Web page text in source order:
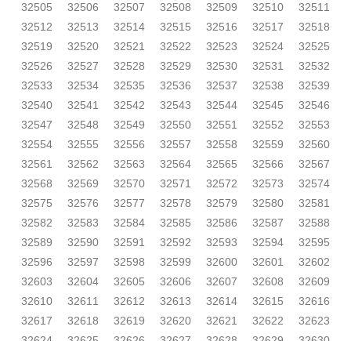
32505
32506 32507 32508 32509 32510
32511
32512
32513 32514 32515 32516 32517
32518
32519
32520 32521 32522 32523 32524
32525
32526
32527 32528 32529 32530 32531
32532
32533
32534 32535 32536 32537 32538
32539
32540
32541 32542 32543 32544 32545
32546
32547
32548 32549 32550 32551 32552
32553
32554
32555 32556 32557 32558 32559
32560
32561
32562 32563 32564 32565 32566
32567
32568
32569 32570 32571 32572 32573
32574
32575
32576 32577 32578 32579 32580
32581
32582
32583 32584 32585 32586 32587
32588
32589
32590 32591 32592 32593 32594
32595
32596
32597 32598 32599 32600 32601
32602
32603
32604 32605 32606 32607 32608
32609
32610
32611 32612 32613 32614 32615
32616
32617
32618 32619 32620 32621 32622
32623